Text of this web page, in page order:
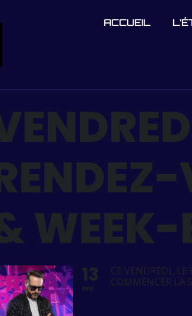
ACCUEIL
WEEK-
13
FEV
CE VENDREDI,
COMMENCER LA